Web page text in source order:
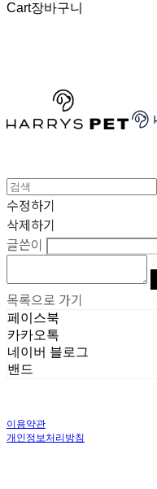
Cart장바구니
수정하기
삭제하기
글쓴이
목록으로 가기
페이스북
카카오톡
네이버 블로그
밴드
이용약관
개인정보처리방침